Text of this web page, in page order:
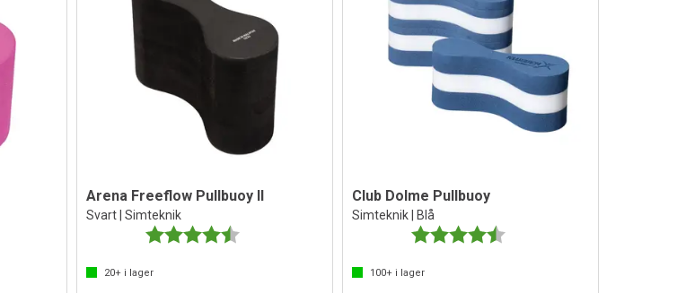
Arena Freeflow Pullbuoy II
Svart | Simteknik
Betyg:
20+ i lager
Club Dolme Pullbuoy
Simteknik | Blå
Betyg:
100+ i lager